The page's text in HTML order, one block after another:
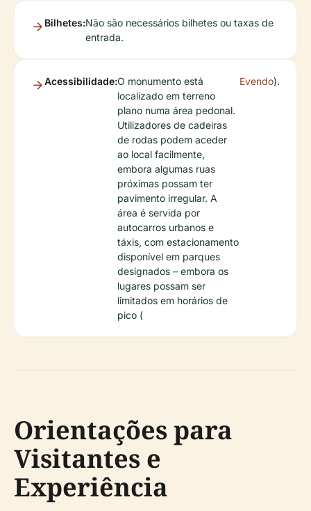
Bilhetes:Não são necessários bilhetes ou taxas de
entrada.
Acessibilidade:O monumento está
localizado em terreno
plano numa área pedonal.
Utilizadores de cadeiras
de rodas podem aceder
ao local facilmente,
embora algumas ruas
próximas possam ter
pavimento irregular. A
área é servida por
autocarros urbanos e
táxis, com estacionamento
disponível em parques
designados – embora os
lugares possam ser
limitados em horários de
pico (
Evendo).
Orientações para
Visitantes e
Experiência